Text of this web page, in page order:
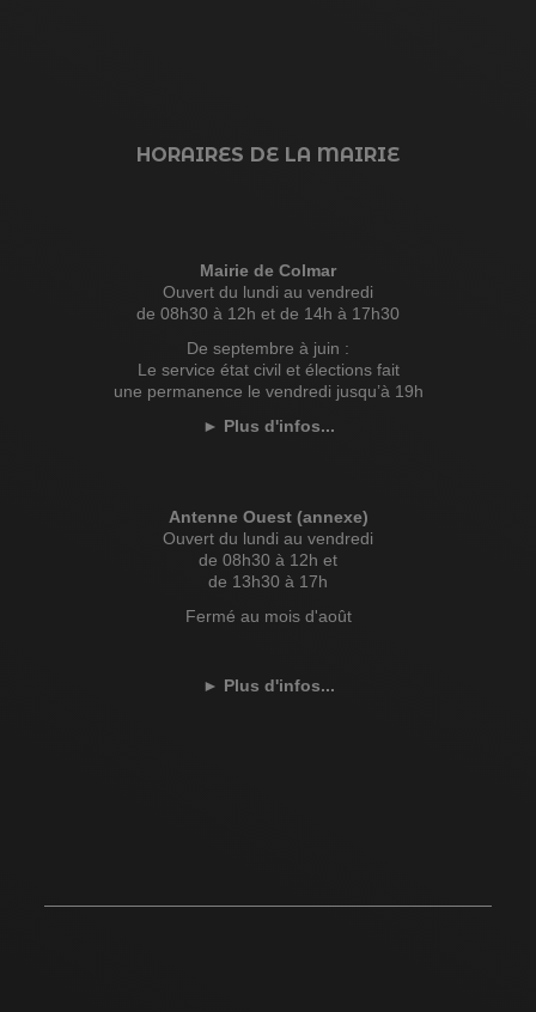
HORAIRES DE LA MAIRIE
Mairie de Colmar
Ouvert du lundi au vendredi
de 08h30 à 12h et de 14h à 17h30
De septembre à juin :
Le service état civil et élections fait
une permanence le vendredi jusqu’à 19h
► Plus d'infos...
Antenne Ouest (annexe)
Ouvert du lundi au vendredi
de 08h30 à 12h et
de 13h30 à 17h
Fermé au mois d'août
► Plus d'infos...